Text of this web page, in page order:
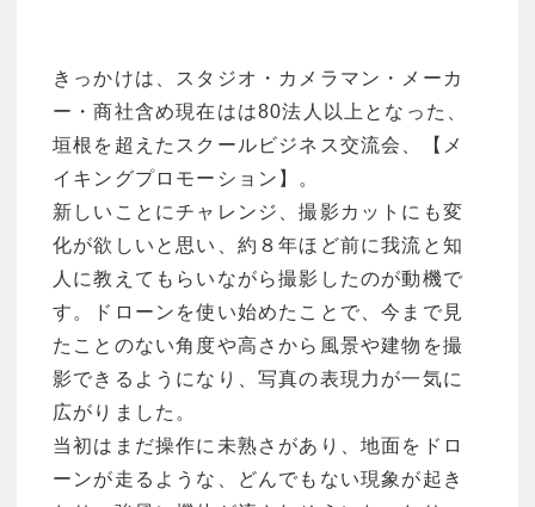
きっかけは、スタジオ・カメラマン・メーカ
ー・商社含め現在はは80法人以上となった、
垣根を超えたスクールビジネス交流会、【メ
イキングプロモーション】。
新しいことにチャレンジ、撮影カットにも変
化が欲しいと思い、約８年ほど前に我流と知
人に教えてもらいながら撮影したのが動機で
す。ドローンを使い始めたことで、今まで見
たことのない角度や高さから風景や建物を撮
影できるようになり、写真の表現力が一気に
広がりました。
当初はまだ操作に未熟さがあり、地面をドロ
ーンが走るような、どんでもない現象が起き